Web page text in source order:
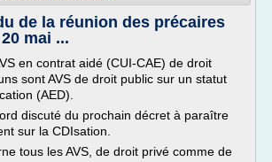
de la réunion des précaires
mai ...
en contrat aidé (CUI-CAE) de droit
sont AVS de droit public sur un statut
(AED).
discuté du prochain décret à paraître
sur la CDIsation.
tous les AVS, de droit privé comme de